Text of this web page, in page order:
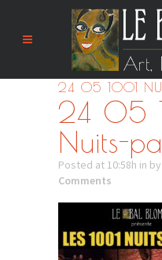
24 05 1001
24 05
Nuits-
Posted at 10:58h in by
Comments